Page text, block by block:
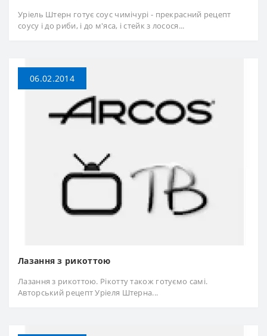
Уріель Штерн готує соус чимічурі - прекрасний рецепт
соусу і до риби, і до м'яса, і стейк з лосося...
06.02.2014
Лазання з рикоттою
Лазання з рикоттою. Рікотту також готуємо самі.
Авторський рецепт Уріеля Штерна...